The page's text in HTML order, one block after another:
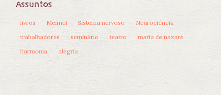
Assuntos
livros Meimei Sistema nervoso
Neurociência
trabalhadores
seminário teatro
maria de nazaré
harmonia
alegria